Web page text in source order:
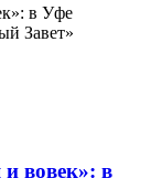
в Уфе
Завет»
и вовек»: в